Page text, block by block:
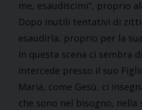
me, esaudiscimi”, proprio
Dopo inutili tentativi di
esaudirla, proprio per la
In questa scena ci sembra
intercede presso il suo
Maria, come Gesù, ci
che sono nel bisogno,